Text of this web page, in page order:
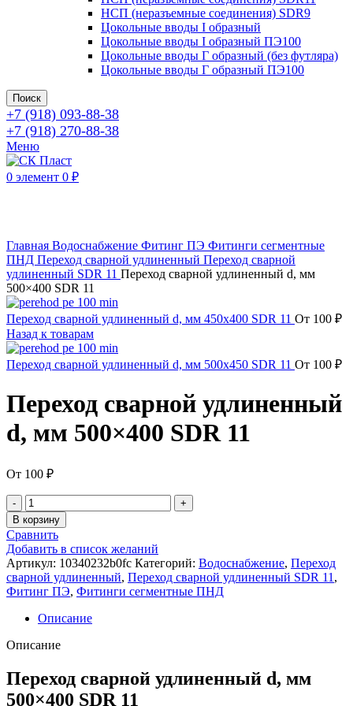
НСП (неразъемные соединения) SDR9
Цокольные вводы I образный
Цокольные вводы I образный ПЭ100
Цокольные вводы Г образный (без футляра)
Цокольные вводы Г образный ПЭ100
Поиск
+7 (918) 093-88-38
+7 (918) 270-88-38
Меню
0 элемент 0 ₽
Главная Водоснабжение Фитинг ПЭ Фитинги сегментные
ПНД Переход сварной удлиненный Переход сварной
удлиненный SDR 11 Переход сварной удлиненный d, мм
500×400 SDR 11
Переход сварной удлиненный d, мм 450x400 SDR 11 От 100 ₽
Назад к товарам
Переход сварной удлиненный d, мм 500x450 SDR 11 От 100 ₽
Переход сварной удлиненный
d, мм 500×400 SDR 11
От 100 ₽
В корзину
Сравнить
Добавить в список желаний
Артикул: 10340232b0fc Категорий: Водоснабжение, Переход
сварной удлиненный, Переход сварной удлиненный SDR 11 ,
Фитинг ПЭ, Фитинги сегментные ПНД
Описание
Описание
Переход сварной удлиненный d, мм
500×400 SDR 11